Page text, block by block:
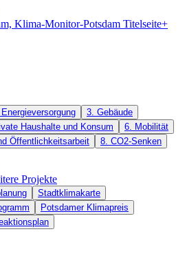
Klima-Monitor-Potsdam Titelseite+
3. Gebäude
Haushalte und Konsum
6. Mobilität
Öffentlichkeitsarbeit
8. CO2-Senken
Projekte
Stadtklimakarte
Potsdamer Klimapreis